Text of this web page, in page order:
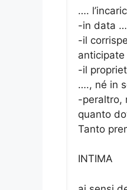
….
-in data
-il
-il
…., né in
-peraltro,
quanto
Tanto
INTIMA